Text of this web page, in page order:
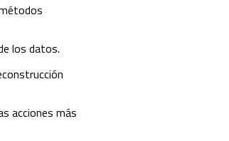
los datos.
acciones más